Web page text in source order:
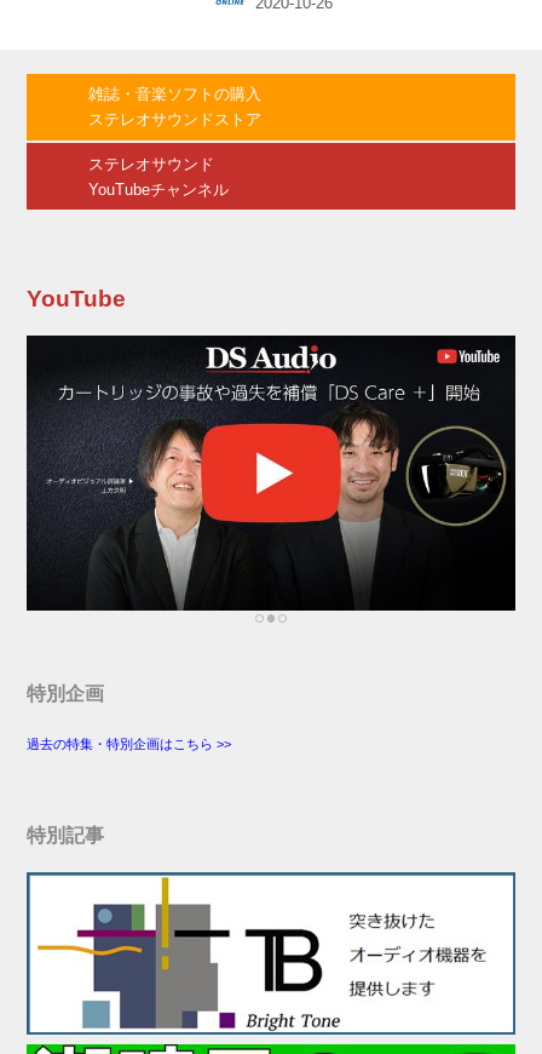
ブリッドタイプのIEM。製品名のNioは、スウェ
Audio）」――音導管を用いず、ドライバーか
ら発せられた音を、直接耳に届ける――の採用
雑誌・音楽ソフトの購入
ステレオサウンドストア
ステレオサウンド
YouTubeチャンネル
YouTube
特別企画
過去の特集・特別企画はこちら >>
特別記事